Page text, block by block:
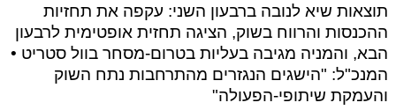
תוצאות שיא לנובה ברבעון השני: עקפה את תחזיות
ההכנסות והרווח בשוק, הציגה תחזית אופטימית לרבעון
הבא, והמניה מגיבה בעליות בטרום-מסחר בוול סטריט •
המנכ"ל: "הישגים הנגזרים מהתרחבות נתח השוק
והעמקת שיתופי-הפעולה"